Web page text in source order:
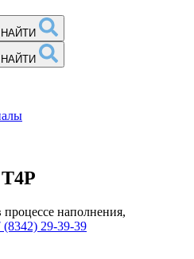
НАЙТИ
НАЙТИ
процессе наполнения,
(8342) 29-39-39